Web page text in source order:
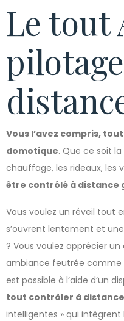
Le tout
Vous l’avez compris,
domotique. Que ce soit
chauffage, les rideaux, les
être contrôlé à distance
Vous voulez un réveil tout
s’ouvrent lentement et
? Vous voulez apprécier
ambiance feutrée comme
est possible à l’aide d’un
tout contrôler à distance
intelligentes » qui